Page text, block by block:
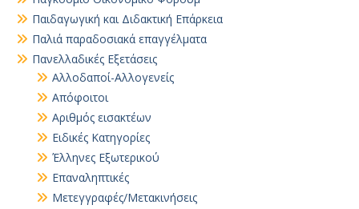
Παιδαγωγική και Διδακτική Επάρκεια
Παλιά παραδοσιακά επαγγέλματα
Πανελλαδικές Εξετάσεις
Αλλοδαποί-Αλλογενείς
Απόφοιτοι
Αριθμός εισακτέων
Ειδικές Κατηγορίες
Έλληνες Εξωτερικού
Επαναληπτικές
Μετεγγραφές/Μετακινήσεις